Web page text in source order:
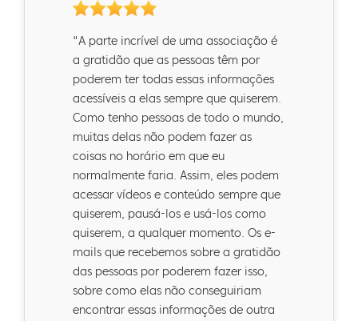
"A parte incrível de uma associação é
a gratidão que as pessoas têm por
poderem ter todas essas informações
acessíveis a elas sempre que quiserem.
Como tenho pessoas de todo o mundo,
muitas delas não podem fazer as
coisas no horário em que eu
normalmente faria. Assim, eles podem
acessar vídeos e conteúdo sempre que
quiserem, pausá-los e usá-los como
quiserem, a qualquer momento. Os e-
mails que recebemos sobre a gratidão
das pessoas por poderem fazer isso,
sobre como elas não conseguiriam
encontrar essas informações de outra